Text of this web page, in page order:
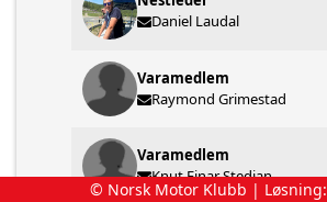
Daniel Laudal
Varamedlem
Raymond Grimestad
Varamedlem
Knut Einar Stedjan
© Norsk Motor Klubb | Løsning: